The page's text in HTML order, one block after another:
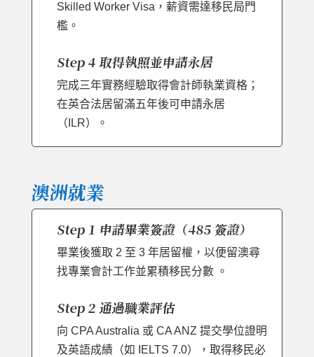
Skilled Worker Visa，薪資需達移民局門
檻。
Step 4 取得執照並申請永居
完成三年實務經驗取得會計師執業資格；
在英合法居留滿五年後可申請永居
（ILR）。
澳洲就業
Step 1 申請畢業簽證（485 簽證）
畢業後獲取 2 至 3 年居留權，以便留澳尋
找專業會計工作並累積移民分數 。
Step 2 通過職業評估
向 CPA Australia 或 CA ANZ 提交學位證明
及英語成績（如 IELTS 7.0），取得移民必